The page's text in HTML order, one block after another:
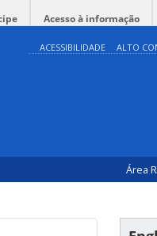
Acesso à informação
ACESSIBILIDADE ALTO
Área
da UFSC -
@Hall do